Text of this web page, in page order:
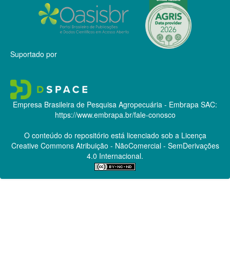
Suportado por
Empresa Brasileira de Pesquisa Agropecuária - Embrapa SAC:
https://www.embrapa.br/fale-conosco
O conteúdo do repositório está licenciado sob a Licença
Creative CommonsAtribuição - NãoComercial - SemDerivações
4.0 Internacional.